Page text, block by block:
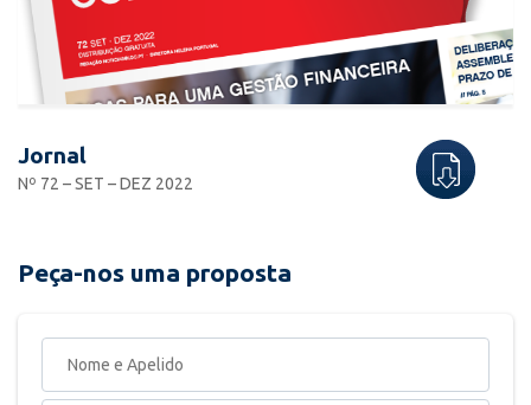
Jornal
Nº 72 – SET – DEZ 2022
Peça-nos uma proposta